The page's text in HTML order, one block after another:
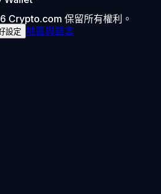
保留所有權利。
設定 地區與語言